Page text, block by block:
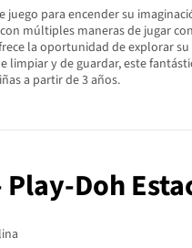
juego para encender su
múltiples maneras de jugar
la oportunidad de explorar
limpiar y de guardar, este
a partir de 3 años.
Play-Doh